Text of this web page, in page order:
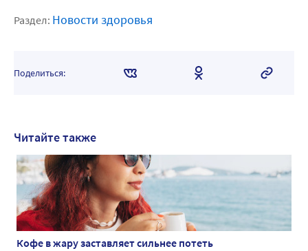
Раздел: Новости здоровья
Поделиться:
Читайте также
Кофе в жару заставляет сильнее потеть